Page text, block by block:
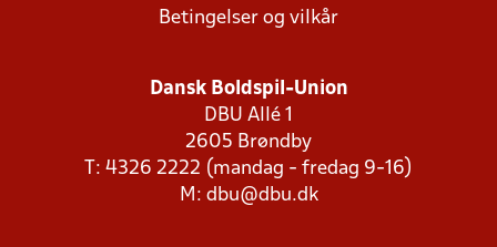
Betingelser og vilkår
Dansk Boldspil-Union
DBU Allé 1
2605 Brøndby
T: 4326 2222 (mandag - fredag 9-16)
M: dbu@dbu.dk